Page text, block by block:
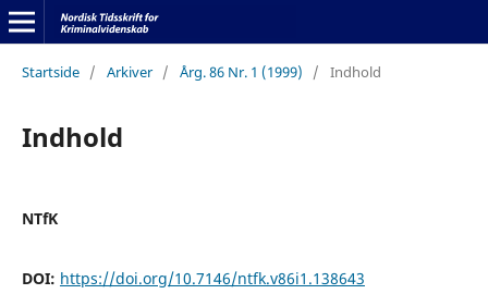
Startside / Arkiver / Årg. 86 Nr. 1 (1999) / Indhold
Indhold
NTfK
DOI: https://doi.org/10.7146/ntfk.v86i1.138643